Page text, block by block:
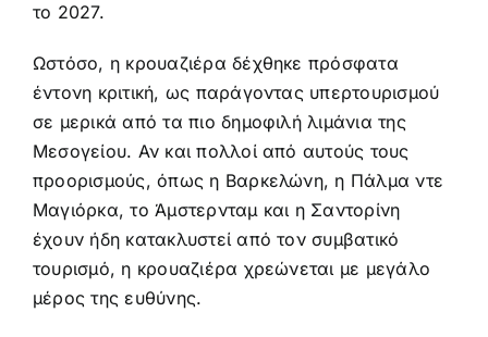
το 2027.
Ωστόσο, η κρουαζιέρα δέχθηκε πρόσφατα
έντονη κριτική, ως παράγοντας υπερτουρισμού
σε μερικά από τα πιο δημοφιλή λιμάνια της
Μεσογείου. Αν και πολλοί από αυτούς τους
προορισμούς, όπως η Βαρκελώνη, η Πάλμα ντε
Μαγιόρκα, το Άμστερνταμ και η Σαντορίνη
έχουν ήδη κατακλυστεί από τον συμβατικό
τουρισμό, η κρουαζιέρα χρεώνεται με μεγάλο
μέρος της ευθύνης.